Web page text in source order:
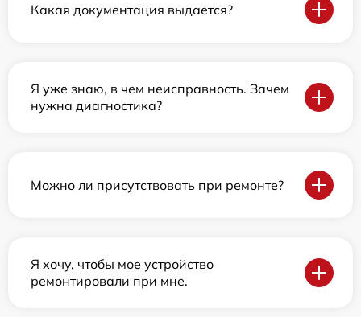
Какая документация выдается?
Я уже знаю, в чем неисправность. Зачем
нужна диагностика?
Можно ли присутствовать при ремонте?
Я хочу, чтобы мое устройство
ремонтировали при мне.